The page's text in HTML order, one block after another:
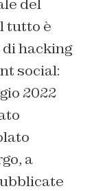
del
tutto è
hacking
social:
2022
a